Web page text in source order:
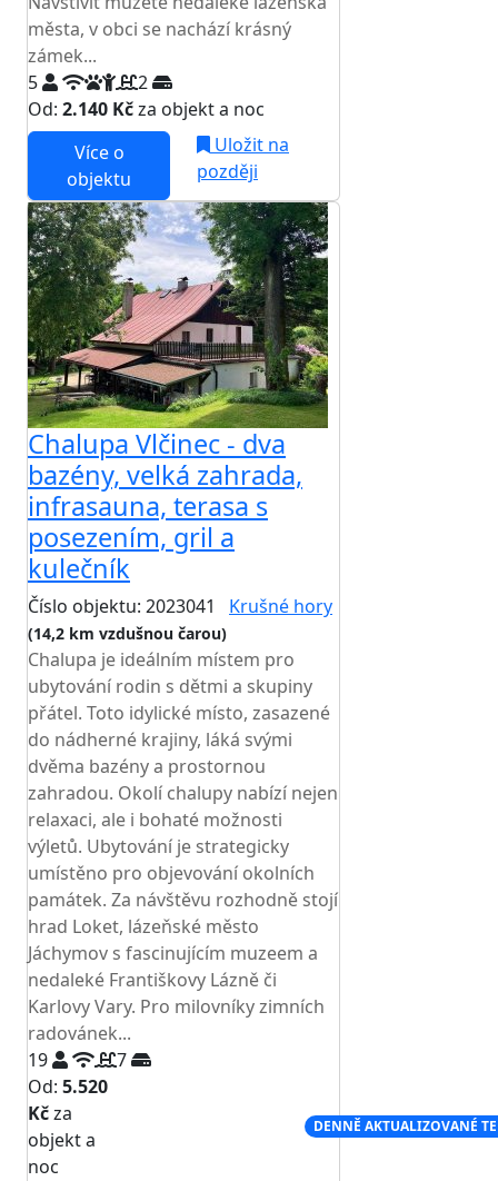
města, v obci se nachází krásný
zámek...
5
2
Od: 2.140 Kčza objekt a noc
Více o
objektu
Uložit na
později
Chalupa Vlčinec - dva
bazény, velká zahrada,
infrasauna, terasa s
posezením, gril a
kulečník
Číslo objektu: 2023041 Krušné hory
(14,2 km vzdušnou čarou)
Chalupa je ideálním místem pro
ubytování rodin s dětmi a skupiny
přátel. Toto idylické místo, zasazené
do nádherné krajiny, láká svými
dvěma bazény a prostornou
zahradou. Okolí chalupy nabízí nejen
relaxaci, ale i bohaté možnosti
výletů. Ubytování je strategicky
umístěno pro objevování okolních
památek. Za návštěvu rozhodně stojí
hrad Loket, lázeňské město
Jáchymov s fascinujícím muzeem a
nedaleké Františkovy Lázně či
Karlovy Vary. Pro milovníky zimních
radovánek...
19
7
Od: 5.520
Kčza
objekt a
noc
DENNĚ AKTUALIZOVANÉ